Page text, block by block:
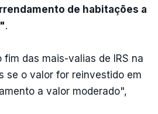
de habitações a
.
fim das mais-valias de IRS na
se o valor for reinvestido em
a valor moderado",